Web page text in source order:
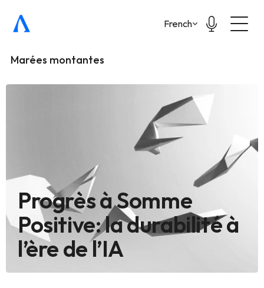
Select Language
French
Marées montantes
Progrès à Somme
Positive: la durabilité à
l’ère de l’IA